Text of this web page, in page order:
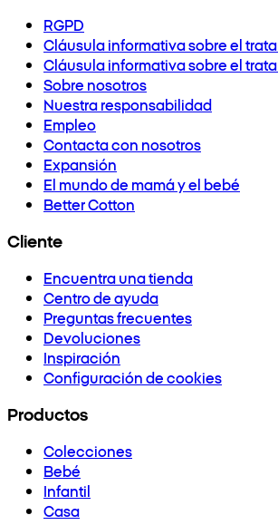
RGPD
Cláusula informativa sobre el
Cláusula informativa sobre el
Sobre nosotros
Nuestra responsabilidad
Empleo
Contacta con nosotros
Expansión
El mundo de mamá y el bebé
Better Cotton
Cliente
Encuentra una tienda
Centro de ayuda
Preguntas frecuentes
Devoluciones
Inspiración
Configuración de cookies
Productos
Colecciones
Bebé
Infantil
Casa